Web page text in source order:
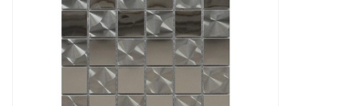
que não desbotam o...